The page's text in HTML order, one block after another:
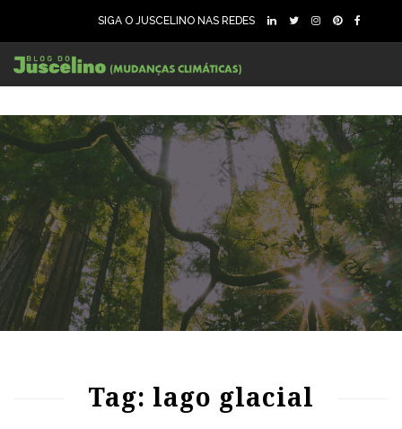
SIGA O JUSCELINO NAS REDES
Tag: lago glacial